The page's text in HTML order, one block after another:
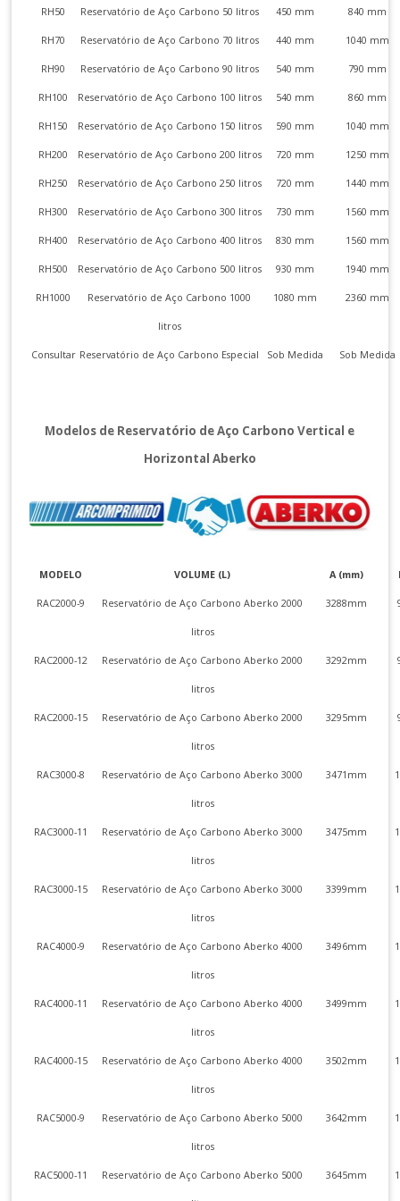
RH50 Reservatório de Aço Carbono 50 litros 450 mm 840 mm
RH70 Reservatório de Aço Carbono 70 litros 440 mm 1040 mm
RH90 Reservatório de Aço Carbono 90 litros 540 mm 790 mm
RH100 Reservatório de Aço Carbono 100 litros 540 mm 860 mm
RH150 Reservatório de Aço Carbono 150 litros 590 mm 1040 mm
RH200 Reservatório de Aço Carbono 200 litros 720 mm 1250 mm
RH250 Reservatório de Aço Carbono 250 litros 720 mm 1440 mm
RH300 Reservatório de Aço Carbono 300 litros 730 mm 1560 mm
RH400 Reservatório de Aço Carbono 400 litros 830 mm 1560 mm
RH500 Reservatório de Aço Carbono 500 litros 930 mm 1940 mm
RH1000 Reservatório de Aço Carbono 1000
litros
1080 mm 2360 mm
Consultar Reservatório de Aço Carbono Especial Sob Medida Sob Medida
Modelos de Reservatório de Aço Carbono Vertical e
Horizontal Aberko
MODELO VOLUME (L) A (mm)
RAC2000-9 Reservatório de Aço Carbono Aberko 2000
litros
3288mm
RAC2000-12 Reservatório de Aço Carbono Aberko 2000
litros
3292mm
RAC2000-15 Reservatório de Aço Carbono Aberko 2000
litros
3295mm
RAC3000-8 Reservatório de Aço Carbono Aberko 3000
litros
3471mm
RAC3000-11 Reservatório de Aço Carbono Aberko 3000
litros
3475mm
RAC3000-15 Reservatório de Aço Carbono Aberko 3000
litros
3399mm
RAC4000-9 Reservatório de Aço Carbono Aberko 4000
litros
3496mm
RAC4000-11 Reservatório de Aço Carbono Aberko 4000
litros
3499mm
RAC4000-15 Reservatório de Aço Carbono Aberko 4000
litros
3502mm
RAC5000-9 Reservatório de Aço Carbono Aberko 5000
litros
3642mm
RAC5000-11 Reservatório de Aço Carbono Aberko 5000 3645mm